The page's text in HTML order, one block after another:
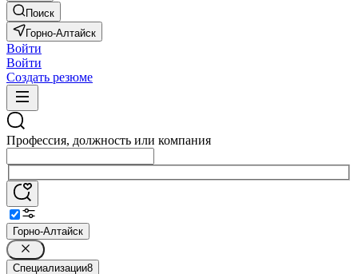
Поиск
Горно-Алтайск
Войти
Войти
Создать резюме
Профессия, должность или компания
Горно-Алтайск
Специализации8